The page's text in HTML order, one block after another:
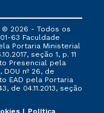
governamentais, e
campanha
© 2026 - Todos os
63 Faculdade
Portaria Ministerial
seção 1, p. 11
Presencial ​pela
DOU nº 26, de
EAD pela Portaria
de 04.11.2013, seção
Política